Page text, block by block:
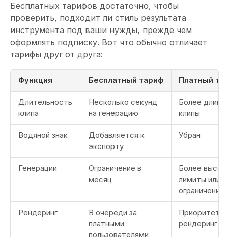
Бесплатных тарифов достаточно, чтобы
проверить, подходит ли стиль результата
инструмента под ваши нужды, прежде чем
оформлять подписку. Вот что обычно отличает
тарифы друг от друга:
Функция Бесплатный тариф Платный
Длительность
клипа
Несколько секунд
на генерацию
Более
клипы
Водяной знак
Добавляется к
экспорту
Убран
Генерации
Ограничение в
месяц
Более
лимиты или
ограничений
Рендеринг
В очереди за
платными
пользователями
рендеринг